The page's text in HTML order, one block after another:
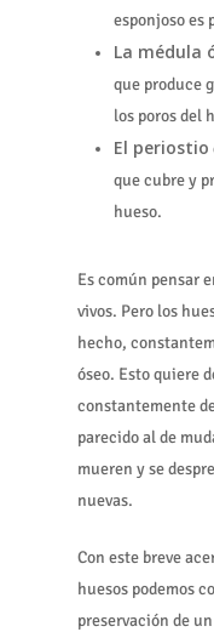
esponjoso es
La médula
que produce
los poros del
El periostio
que cubre y
hueso.
Es común pensar
vivos. Pero los
hecho,
óseo. Esto quiere
constantemente
parecido al de
mueren y se
nuevas.
Con este breve
huesos podemos
preservación de